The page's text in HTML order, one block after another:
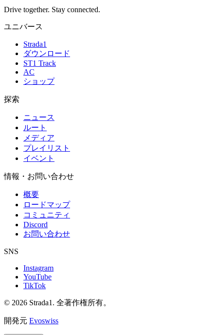
Drive together. Stay connected.
ユニバース
Strada1
ダウンロード
ST1 Track
AC
ショップ
探索
ニュース
ルート
メディア
プレイリスト
イベント
情報・お問い合わせ
概要
ロードマップ
コミュニティ
Discord
お問い合わせ
SNS
Instagram
YouTube
TikTok
© 2026 Strada1. 全著作権所有。
開発元 Evoswiss